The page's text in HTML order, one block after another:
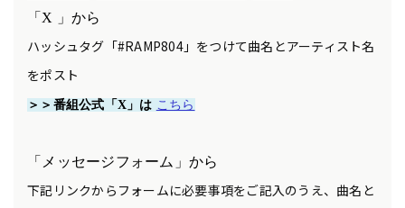
「X 」から
ハッシュタグ「#RAMP804」をつけて曲名とアーティスト名
をポスト
＞＞番組公式「X」は こちら
「メッセージフォーム」から
下記リンクからフォームに必要事項をご記入のうえ、曲名と